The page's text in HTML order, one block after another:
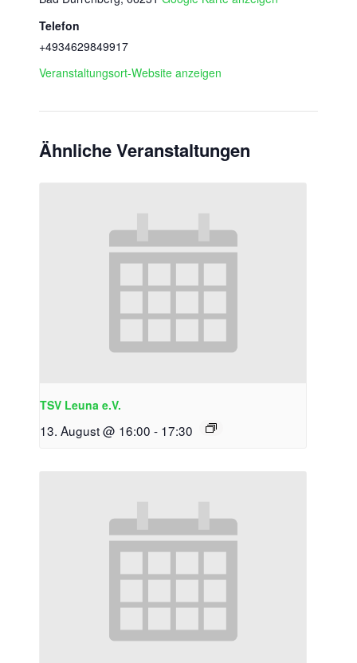
Telefon
+4934629849917
Veranstaltungsort-Website anzeigen
Ähnliche Veranstaltungen
TSV Leuna e.V.
13. August @ 16:00 - 17:30